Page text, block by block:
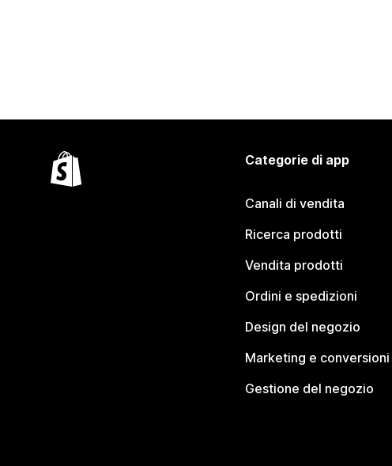
Categorie di app
Canali di vendita
Ricerca prodotti
Vendita prodotti
Ordini e spedizioni
Design del negozio
Marketing e conversioni
Gestione del negozio